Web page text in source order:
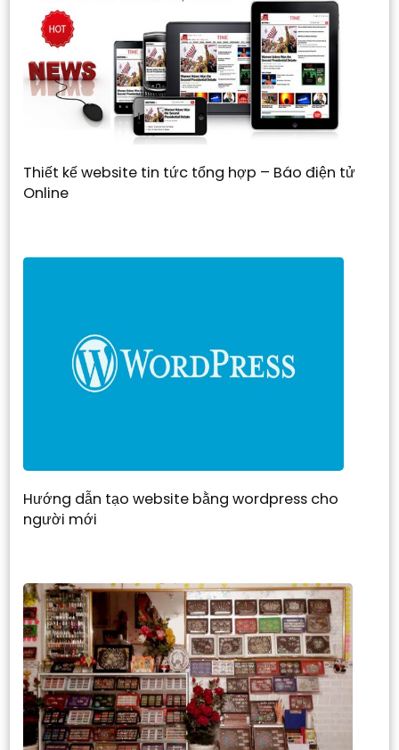
Thiết kế website tin tức tổng hợp – Báo điện tử
Online
Hướng dẫn tạo website bằng wordpress cho
người mới